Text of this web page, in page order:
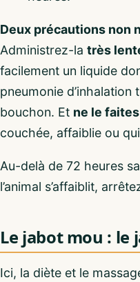
Deux précautions non
Administrez-la très
facilement un liquide
pneumonie d’inhalation
bouchon. Et ne le
couchée, affaiblie ou
Au-delà de 72 heures
l’animal s’affaiblit,
Le jabot mou : le
Ici, la diète et le